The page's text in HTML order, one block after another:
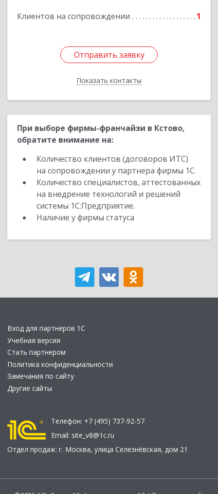
Клиентов на сопровождении 1
Отправить заявку
Показать контакты
Отправить заявку
Назад
При выборе фирмы-франчайзи в Кстово,
обратите внимание на:
Количество клиентов (договоров ИТС)
на сопровождении у партнера фирмы 1С.
Количество специалистов, аттестованных
на внедрение технологий и решений
системы 1С:Предприятие.
Наличие у фирмы статуса
Вход для партнеров 1С
Учебная версия
Стать партнером
Политика конфиденциальности
Замечания по сайту
Другие сайты
Телефон: +7 (495) 737-92-57
Email: site_v8@1c.ru
Отдел продаж: г. Москва, улица Селезнёвская, дом 21